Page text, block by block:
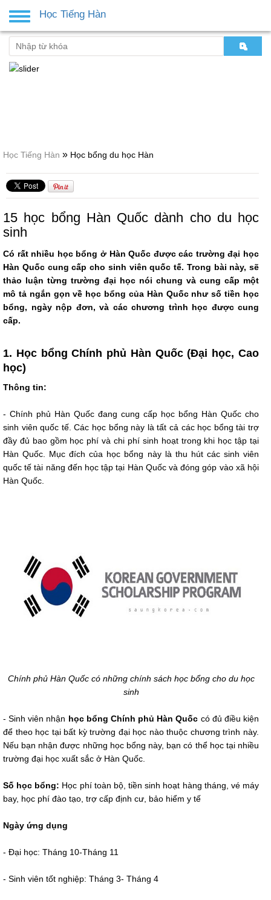
Học Tiếng Hàn » Học bổng du học Hàn
15 học bổng Hàn Quốc dành cho du học
sinh
Có rất nhiều học bổng ở Hàn Quốc được các trường đại học
Hàn Quốc cung cấp cho sinh viên quốc tế. Trong bài này, sẽ
thảo luận từng trường đại học nói chung và cung cấp một
mô tả ngắn gọn về học bổng của Hàn Quốc như số tiền học
bổng, ngày nộp đơn, và các chương trình học được cung
cấp.
1. Học bổng Chính phủ Hàn Quốc (Đại học, Cao
học)
Thông tin:
- Chính phủ Hàn Quốc đang cung cấp học bổng Hàn Quốc cho
sinh viên quốc tế. Các học bổng này là tất cả các học bổng tài trợ
đầy đủ bao gồm học phí và chi phí sinh hoạt trong khi học tập tại
Hàn Quốc. Mục đích của học bổng này là thu hút các sinh viên
quốc tế tài năng đến học tập tại Hàn Quốc và đóng góp vào xã hội
Hàn Quốc.
Chính phủ Hàn Quốc có những chính sách học bổng cho du học
sinh
- Sinh viên nhận học bổng Chính phủ Hàn Quốc có đủ điều kiện
để theo học tại bất kỳ trường đại học nào thuộc chương trình này.
Nếu bạn nhận được những học bổng này, bạn có thể học tại nhiều
trường đại học xuất sắc ở Hàn Quốc.
Số học bổng: Học phí toàn bộ, tiền sinh hoạt hàng tháng, vé máy
bay, học phí đào tạo, trợ cấp định cư, bảo hiểm y tế
Ngày ứng dụng
- Đại học: Tháng 10-Tháng 11
- Sinh viên tốt nghiệp: Tháng 3- Tháng 4
Toggle
navigation
Học Tiếng Hàn